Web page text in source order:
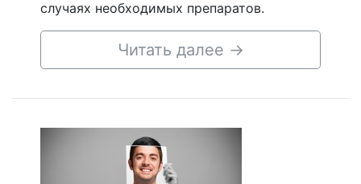
случаях необходимых препаратов.
Читать далее →